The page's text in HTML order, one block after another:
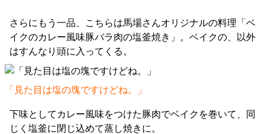
さらにもう一品、こちらは馬場さんオリジナルの料理「ベ
イクのカレー風味豚バラ肉の塩釜焼き」。ベイクの、以外
はすんなり頭に入ってくる。
「見た目は塩の塊ですけどね。」
下味としてカレー風味をつけた豚肉でベイクを巻いて、同
じく塩釜に閉じ込めて蒸し焼きに。